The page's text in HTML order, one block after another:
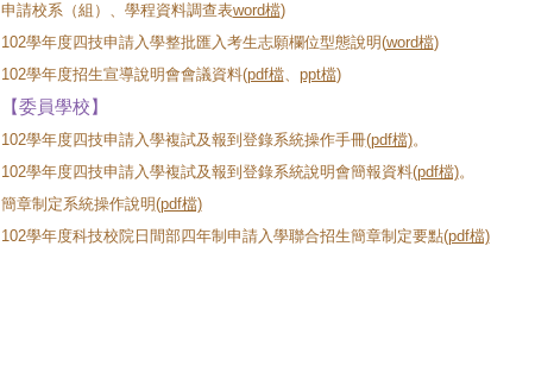
申請校系（組）、學程資料調查表word檔)
102學年度四技申請入學整批匯入考生志願欄位型態說明(word檔)
102學年度招生宣導說明會會議資料(pdf檔、 ppt檔)
【委員學校】
102學年度四技申請入學複試及報到登錄系統操作手冊(pdf檔)。
102學年度四技申請入學複試及報到登錄系統說明會簡報資料(pdf檔)。
簡章制定系統操作說明(pdf檔)
102學年度科技校院日間部四年制申請入學聯合招生簡章制定要點(pdf檔)